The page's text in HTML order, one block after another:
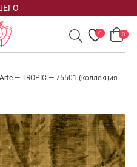
0 0
— TROPIC — 75501 (коллекция